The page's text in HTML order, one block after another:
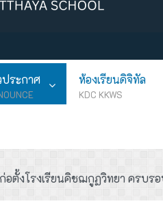
ประกาศ ห้องเรียนดิจิทัล
KDC KKWS
ตั้งโรงเรียนคิชฌกูฏวิทยา ครบร